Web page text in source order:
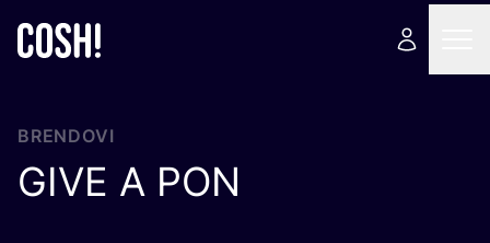
BRENDOVI
GIVE A PON